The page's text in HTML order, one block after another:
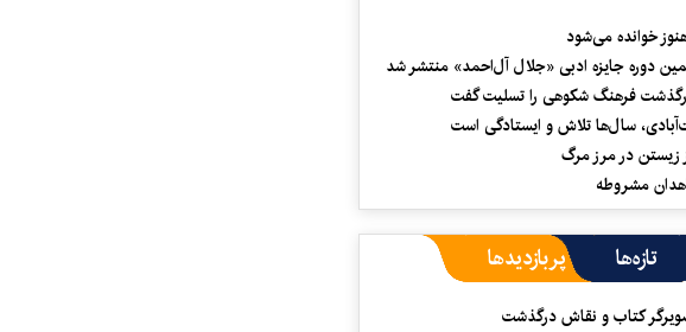
خوانده می‌شود
دوره جایزه ادبی «جلال آل‌احمد» منتشر شد
فرهنگ شکوهی را تسلیت گفت
سال‌ها تلاش و ایستادگی است
زیستن در مرز مرگ
مشروطه
تازه‌ها پربازدیدها
کتاب و نقاش درگذشت